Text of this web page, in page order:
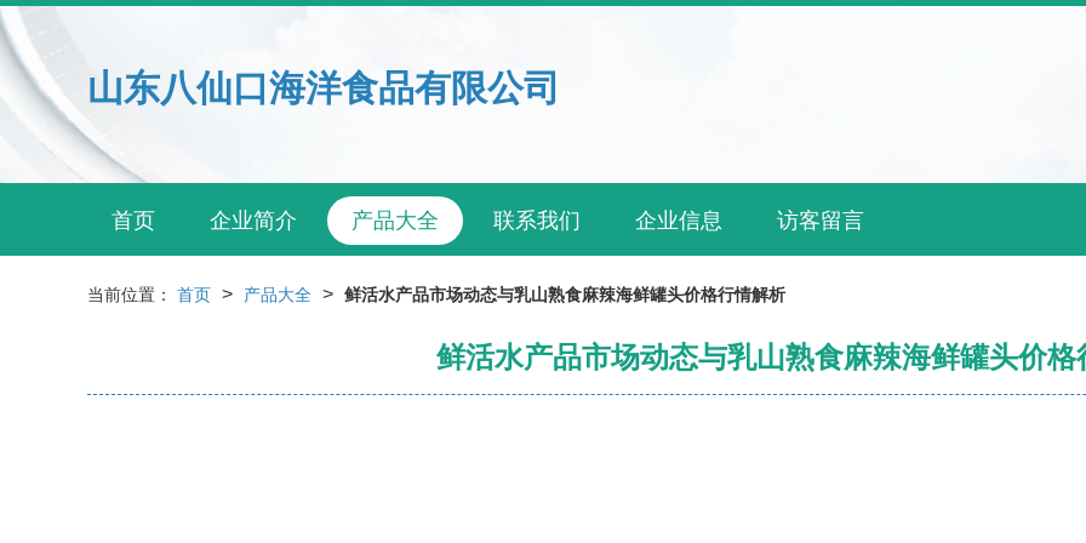
山东八仙口海洋食品有限公司
首页 企业简介 产品大全 联系我们 企业信息 访客留言
当前位置： 首页 > 产品大全 > 鲜活水产品市场动态与乳山熟食麻辣海鲜罐头价格行情解析
鲜活水产品市场动态与乳山熟食麻辣海鲜罐头价格